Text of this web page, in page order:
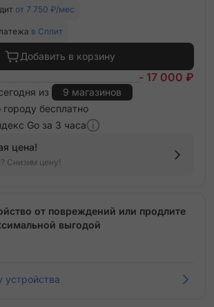
от 7 750 ₽/мес
в Сплит
Добавить в корзину
- 17 000 ₽
из
9 магазинов
бесплатно
Go за 3 часа
цена!
Снизим цену!
от повреждений или продлите
выгодой
устройства